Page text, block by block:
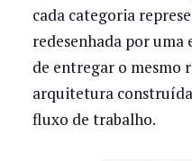
cada categoria
redesenhada por uma
de entregar o mesmo
arquitetura
fluxo de trabalho.